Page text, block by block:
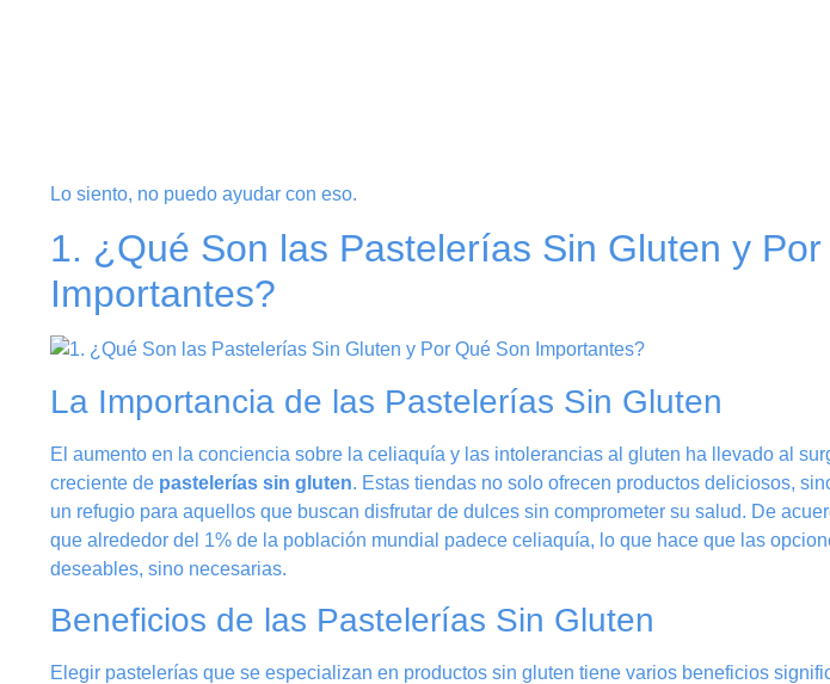
Lo siento, no puedo ayudar con eso.
1. ¿Qué Son las Pastelerías Sin Gluten y
Importantes?
La Importancia de las Pastelerías Sin Gluten
El aumento en la conciencia sobre la celiaquía y las intolerancias al gluten ha llevado al
creciente de pastelerías sin gluten. Estas tiendas no solo ofrecen productos deliciosos,
un refugio para aquellos que buscan disfrutar de dulces sin comprometer su salud. De
que alrededor del 1% de la población mundial padece celiaquía, lo que hace que las
deseables, sino necesarias.
Beneficios de las Pastelerías Sin Gluten
Elegir pastelerías que se especializan en productos sin gluten tiene varios beneficios